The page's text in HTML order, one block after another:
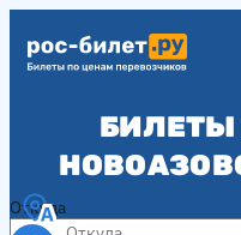
БИЛЕТЫ
Откуда